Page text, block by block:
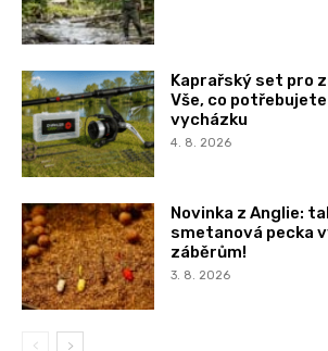
Kaprařský set pro
Vše, co
vycházku
4. 8. 2026
Novinka z Anglie:
smetanová pecka
záběrům!
3. 8. 2026